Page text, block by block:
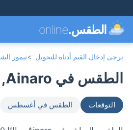
الطقس.online
يرجى إدخال القيم أدناه للتحويل >تيمور
الطقس في Ainaro, تيمور الشرقية 🇹🇱
التوقعات الطقس في أغسطس